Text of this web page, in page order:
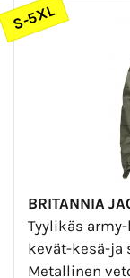
S-5XL
BRITANNIA
Tyylikäs
kevät-kesä-ja
Metallinen